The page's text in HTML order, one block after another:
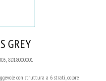
GREY
8D18000001
con struttura a 6 strati, colore